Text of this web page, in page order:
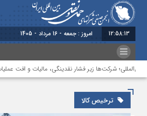
12:58:14 امروز : جمعه - 16 مرداد - 1405
شرکت‌ها زیر فشار نقدینگی، مالیات و افت عملیات
ترخیص کالا